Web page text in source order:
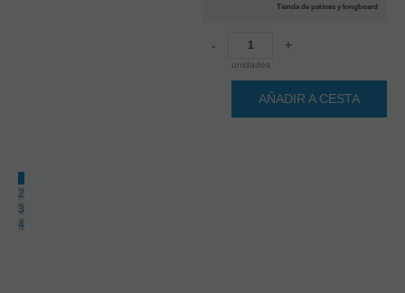
2
3
4
Tienda de patines y longboard
-
unidades
+
AÑADIR A CESTA